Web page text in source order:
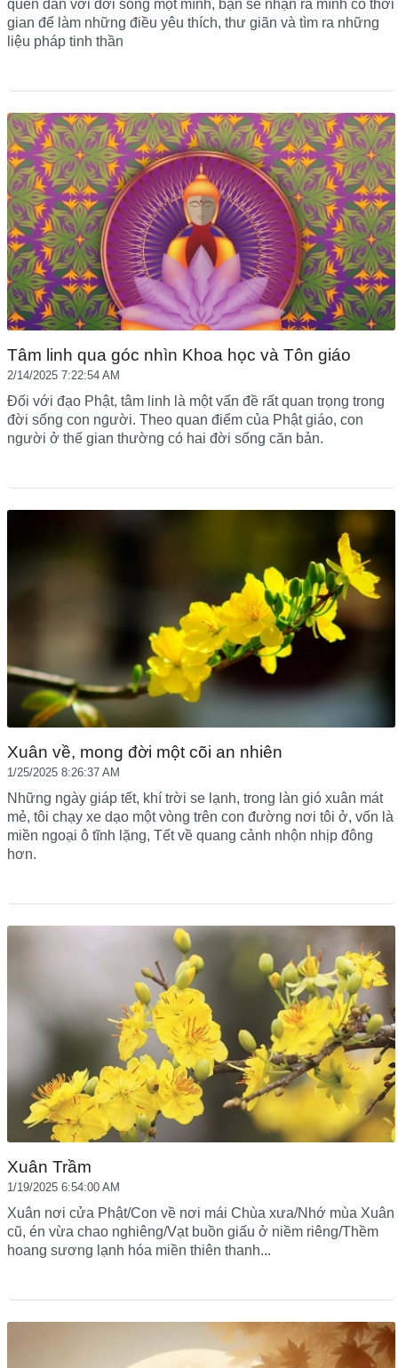
quen dần với đời sống một mình, bạn sẽ nhận ra mình có thời
gian để làm những điều yêu thích, thư giãn và tìm ra những
liệu pháp tinh thần
Tâm linh qua góc nhìn Khoa học và Tôn giáo
2/14/2025 7:22:54 AM
Đối với đạo Phật, tâm linh là một vấn đề rất quan trọng trong
đời sống con người. Theo quan điểm của Phật giáo, con
người ở thế gian thường có hai đời sống căn bản.
Xuân về, mong đời một cõi an nhiên
1/25/2025 8:26:37 AM
Những ngày giáp tết, khí trời se lạnh, trong làn gió xuân mát
mẻ, tôi chạy xe dạo một vòng trên con đường nơi tôi ở, vốn là
miền ngoại ô tĩnh lặng, Tết về quang cảnh nhộn nhịp đông
hơn.
Xuân Trầm
1/19/2025 6:54:00 AM
Xuân nơi cửa Phật/Con về nơi mái Chùa xưa/Nhớ mùa Xuân
cũ, én vừa chao nghiêng/Vạt buồn giấu ở niềm riêng/Thềm
hoang sương lạnh hóa miền thiên thanh...